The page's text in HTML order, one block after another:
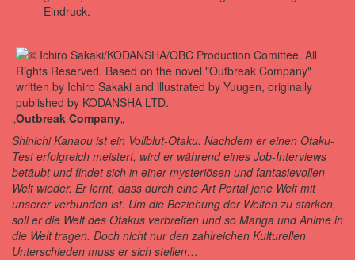
Eindruck.
„Outbreak Company„
Shinichi Kanaou ist ein Vollblut-Otaku. Nachdem er einen Otaku-
Test erfolgreich meistert, wird er während eines Job-Interviews
betäubt und findet sich in einer mysteriösen und fantasievollen
Welt wieder. Er lernt, dass durch eine Art Portal jene Welt mit
unserer verbunden ist. Um die Beziehung der Welten zu stärken,
soll er die Welt des Otakus verbreiten und so Manga und Anime in
die Welt tragen. Doch nicht nur den zahlreichen Kulturellen
Unterschieden muss er sich stellen…